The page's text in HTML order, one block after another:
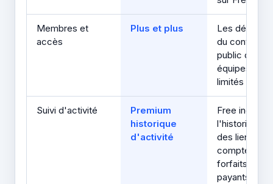
Membres et
accès
Plus et plus
Les détails
du contrôle
public des
équipes sont
limités
Suivi d'activité
Premium
historique
d'activité
Free inclut
l'historique
des liens de
compte; les
forfaits
payants